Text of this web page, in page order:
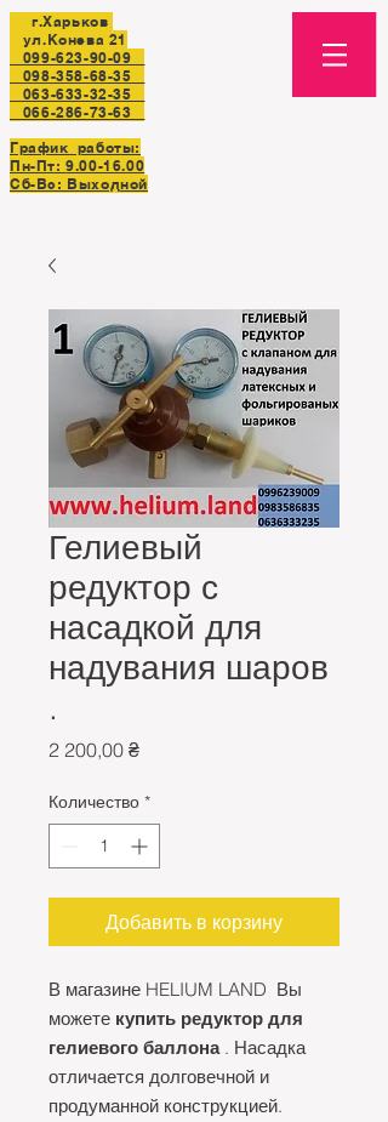
г.Харьков
ул.Конева 21
099-623-90-09
098-358-68-35
063-633-32-35
066-286-73-63
График работы:
Пн-Пт:9.00-16.00
Сб-Вс: Выходной
Гелиевый
редуктор с
насадкой для
надувания шаров
.
2 200,00 ₴Цена
Количество *
Добавить в корзину
В магазине HELIUM LAND Вы
можете купить редуктор для
гелиевого баллона. Насадка
отличается долговечной и
продуманной конструкцией.